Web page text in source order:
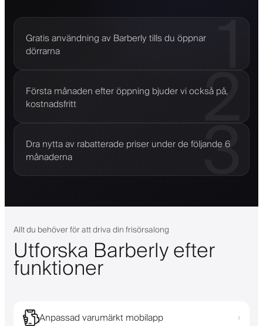
Gratis användning av Barberly tills du öppnar
dörrarna
1
Första månaden efter öppning bjuder vi också på,
kostnadsfritt
2
Dra nytta av rabatterade priser under de följande 6
månaderna
3
Allt du behöver för att driva din frisörsalong
Utforska Barberly efter
funktioner
Anpassad varumärkt mobilapp ›